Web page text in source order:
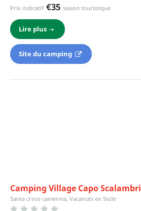
Prix indicatif €35 saison touristique
Lire plus
Site du camping
Camping Village Capo Scalambri
Santa croce camerina, Vacances en Sicile